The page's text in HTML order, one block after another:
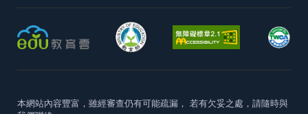
本網站內容豐富，雖經審查仍有可能疏漏， 若有欠妥之處，請隨時與